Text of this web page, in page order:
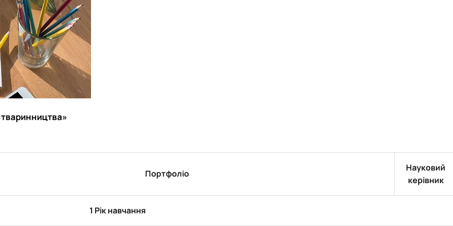
тваринництва»
Портфоліо
Науковий
керівник
1 Рік навчання